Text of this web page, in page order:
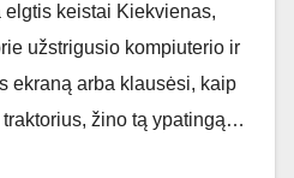
keistai Kiekvienas,
užstrigusio kompiuterio ir
ekraną arba klausėsi, kaip
žino tą ypatingą…